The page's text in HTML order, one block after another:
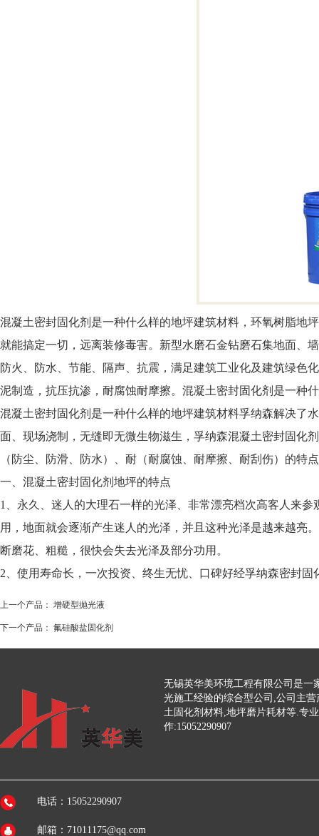
混凝土密封固化剂是一种什么样的地坪建筑材料，环氧树脂地
就能搞定一切，远离装修毒害。新型水磨石金钻磨石集地面、
防火、防水、节能、隔声、抗震，满足建筑工业化及建筑绿色
泥制造，抗压抗渗，耐腐蚀耐摩擦。混凝土密封固化剂是一种
混凝土密封固化剂是一种什么样的地坪建筑材料孚纳森解决了
面、现场浇制，无缝即无微生物滋生，孚纳森混凝土密封固化
（防尘、防滑、防水）、耐（耐腐蚀、耐摩擦、耐刮伤）的特
一、混凝土密封固化剂地坪的特点
1、永久、迷人的大理石一样的光泽、非常漂亮档次高客人来
用，地面就会逐渐产生迷人的光泽，并且这种光泽是越来越亮
断磨花、粗糙，很快会失去光泽及部分功用。
2、使用寿命长，一次投资、终生无忧、口碑好经孚纳森密封
上一个产品： 增硬型抛光液
下一个产品： 氟硅酸盐固化剂
无锡英华美环境工程有限公司是一
光施工经验的综合型公司,公司主
土固化剂材料,地坪磨片耗材等.专
作:15052290907
电话：15052290907
邮箱：71011175@qq.com